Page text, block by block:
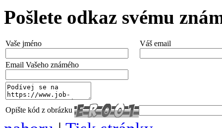
Pošlete odkaz svému
Vaše jméno Váš email
Email Vašeho známého
Opište kód z obrázku